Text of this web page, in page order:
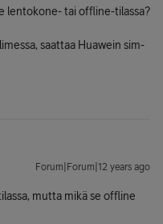
lentokone- tai offline-tilassa?
saattaa Huawein sim-
Forum|Forum|12 years ago
mutta mikä se offline